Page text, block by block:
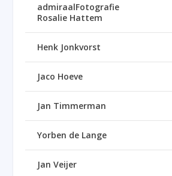
admiraalFotografie
Rosalie Hattem
Henk Jonkvorst
Jaco Hoeve
Jan Timmerman
Yorben de Lange
Jan Veijer